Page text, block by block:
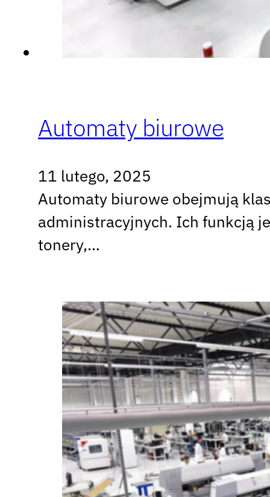
Automaty biurowe
11 lutego, 2025
Automaty biurowe obejmują
administracyjnych. Ich funkcją
tonery,…